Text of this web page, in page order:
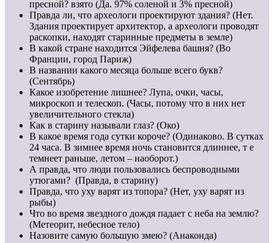
пресной? взято (Да. 97% соленой и 3% пресной)
Правда ли, что археологи проектируют здания? (Нет.
Здания проектирует архитектор, а археологи проводят
раскопки, находят старинные предметы в земле)
В какой стране находится Эйфелева башня? (Во
Франции, город Париж)
В названии какого месяца больше всего букв?
(Сентябрь)
Какое изобретение лишнее? Лупа, очки, часы,
микроскоп и телескоп. (Часы, потому что в них нет
увеличительного стекла)
Как в старину называли глаз? (Око)
В какое время года сутки короче? (Одинаково. В сутках
24 часа. В зимнее время ночь становится длиннее, т е
темнеет раньше, летом – наоборот.)
А правда, что люди пользовались беспроводными
утюгами? (Правда, в старину)
Правда, что уху варят из топора? (Нет, уху варят из
рыбы)
Что во время звездного дождя падает с неба на землю?
(Метеорит, небесное тело)
Назовите самую большую змею? (Анаконда)